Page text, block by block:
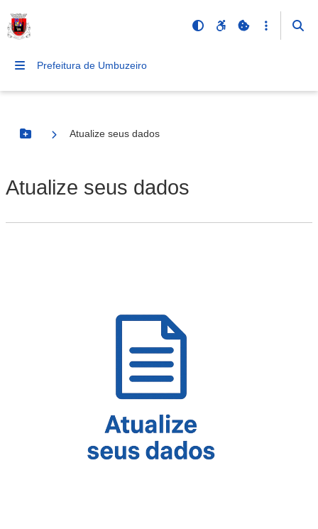
Prefeitura de Umbuzeiro
Botão Menu
Atualize seus dados
Atualize seus dados